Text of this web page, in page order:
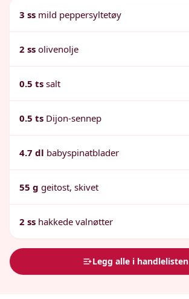
3 ss mild peppersyltetøy
2 ss olivenolje
0.5 ts salt
0.5 ts Dijon-sennep
4.7 dl babyspinatblader
55 g geitost, skivet
2 ss hakkede valnøtter
Legg alle i handlelisten